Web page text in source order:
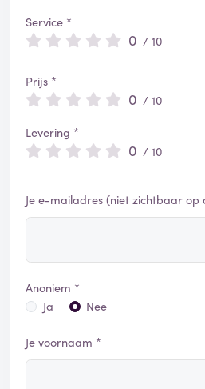
Service *
0 / 10
Prijs *
0 / 10
Levering *
0 / 10
Je e-mailadres (niet zichtbaar op
Anoniem *
Ja
Nee
Je voornaam *